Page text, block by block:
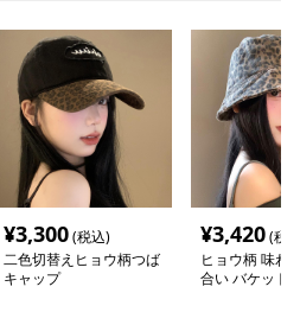
¥3,300(税込)
二色切替えヒョウ柄つば
キャップ
¥3,420(税
ヒョウ柄 味わ
合い バケット